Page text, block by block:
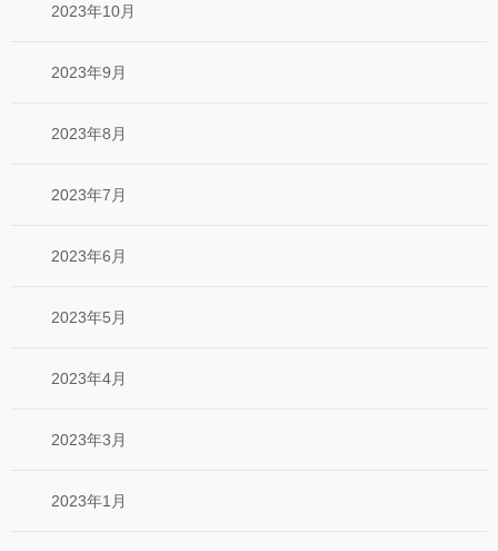
2023年10月
2023年9月
2023年8月
2023年7月
2023年6月
2023年5月
2023年4月
2023年3月
2023年1月